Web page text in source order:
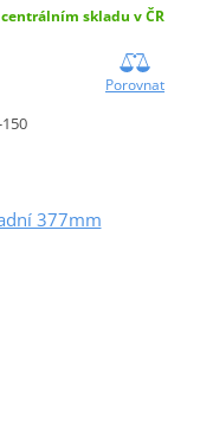
skladu v ČR
Porovnat
377mm